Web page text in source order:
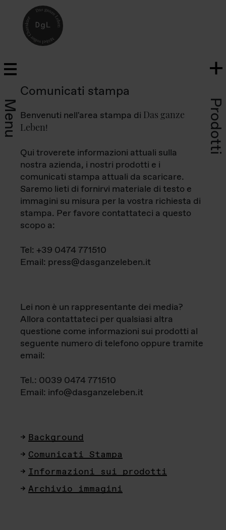
Menu Prodotti
Comunicati stampa
Benvenuti nell'area stampa di Das ganze
Leben!
Qui troverete informazioni attuali sulla
nostra azienda, i nostri prodotti e i
comunicati stampa attuali da scaricare.
Saremo lieti di fornirvi materiale di testo e
immagini su misura per la vostra richiesta di
stampa. Per favore contattateci a questo
scopo a:
Tel: +39 0474 771510
Email: press@dasganzeleben.it
Lei non è un rappresentante dei media?
Allora contattateci per qualsiasi altra
questione come informazioni sui prodotti al
seguente numero di telefono oppure tramite
email:
Tel.: 0039 0474 771510
Email: info@dasganzeleben.it
Background
Comunicati Stampa
Informazioni sui prodotti
Archivio immagini